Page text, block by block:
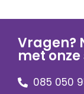
Vragen?
met
085 050